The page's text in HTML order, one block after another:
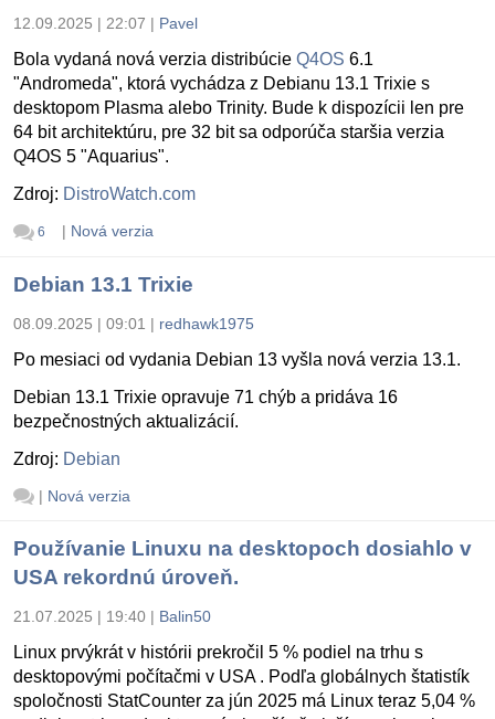
12.09.2025 | 22:07 | Pavel
Bola vydaná nová verzia distribúcie Q4OS 6.1
"Andromeda", ktorá vychádza z Debianu 13.1 Trixie s
desktopom Plasma alebo Trinity. Bude k dispozícii len pre
64 bit architektúru, pre 32 bit sa odporúča staršia verzia
Q4OS 5 "Aquarius".
Zdroj: DistroWatch.com
6 | Nová verzia
Debian 13.1 Trixie
08.09.2025 | 09:01 | redhawk1975
Po mesiaci od vydania Debian 13 vyšla nová verzia 13.1.
Debian 13.1 Trixie opravuje 71 chýb a pridáva 16
bezpečnostných aktualizácií.
Zdroj: Debian
| Nová verzia
Používanie Linuxu na desktopoch dosiahlo v
USA rekordnú úroveň.
21.07.2025 | 19:40 | Balin50
Linux prvýkrát v histórii prekročil 5 % podiel na trhu s
desktopovými počítačmi v USA . Podľa globálnych štatistík
spoločnosti StatCounter za jún 2025 má Linux teraz 5,04 %